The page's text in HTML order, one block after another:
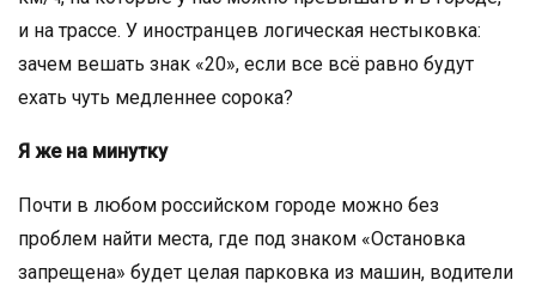
и на трассе. У иностранцев логическая нестыковка:
зачем вешать знак «20», если все всё равно будут
ехать чуть медленнее сорока?
Я же на минутку
Почти в любом российском городе можно без
проблем найти места, где под знаком «Остановка
запрещена» будет целая парковка из машин, водители